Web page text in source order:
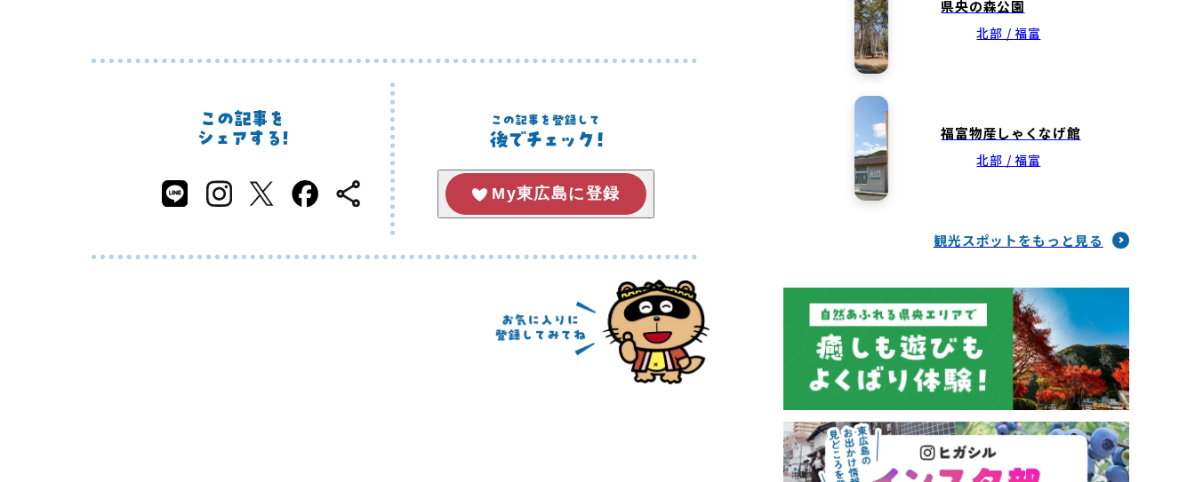
My東広島に登録
県央の森公園
北部 / 福富
福富物産しゃくなげ館
北部 / 福富
観光スポットをもっと見る